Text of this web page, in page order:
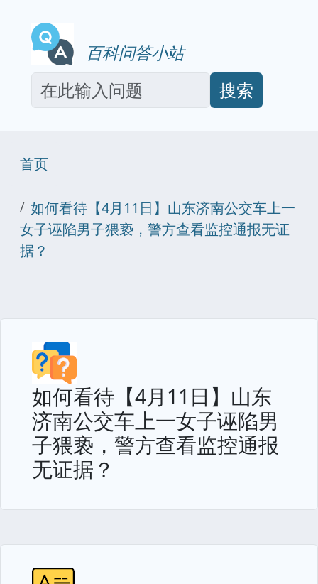
百科问答小站
搜索
首页
如何看待【4月11日】山东济南公交车上一
女子诬陷男子猥亵，警方查看监控通报无证
据？
如何看待【4月11日】山东
济南公交车上一女子诬陷男
子猥亵，警方查看监控通报
无证据？